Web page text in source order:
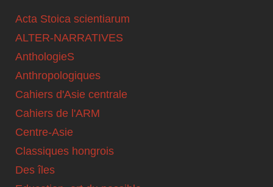
Acta Stoica scientiarum
ALTER-NARRATIVES
AnthologieS
Anthropologiques
Cahiers d'Asie centrale
Cahiers de l'ARM
Centre-Asie
Classiques hongrois
Des îles